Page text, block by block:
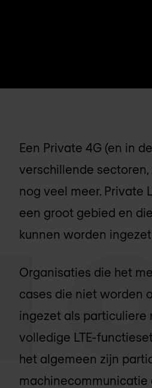
Een Private 4G (en in
verschillende
nog veel meer. Private
een groot gebied en
kunnen worden
Organisaties die het
cases die niet worden
ingezet als particuliere
volledige LTE-
het algemeen zijn
machinecommunicatie